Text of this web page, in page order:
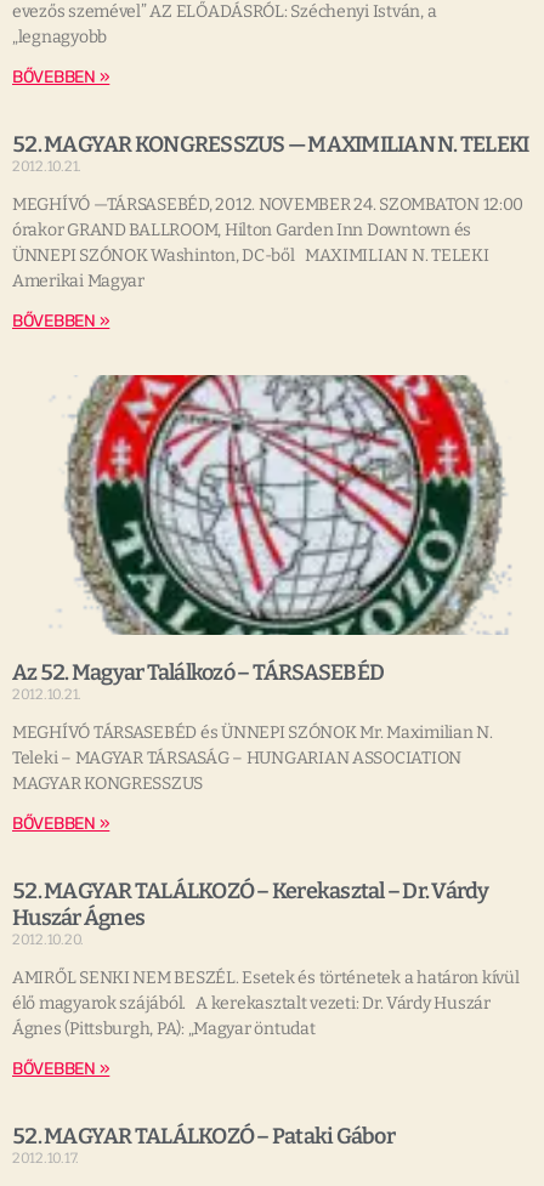
evezős szemével” AZ ELŐADÁSRÓL: Széchenyi István, a
„legnagyobb
BŐVEBBEN »
52. MAGYAR KONGRESSZUS — MAXIMILIAN N. TELEKI
2012.10.21.
MEGHÍVÓ —TÁRSASEBÉD, 2012. NOVEMBER 24. SZOMBATON 12:00
órakor GRAND BALLROOM, Hilton Garden Inn Downtown és
ÜNNEPI SZÓNOK Washinton, DC-ből MAXIMILIAN N. TELEKI
Amerikai Magyar
BŐVEBBEN »
Az 52. Magyar Találkozó – TÁRSASEBÉD
2012.10.21.
MEGHÍVÓ TÁRSASEBÉD és ÜNNEPI SZÓNOK Mr. Maximilian N.
Teleki – MAGYAR TÁRSASÁG – HUNGARIAN ASSOCIATION
MAGYAR KONGRESSZUS
BŐVEBBEN »
52. MAGYAR TALÁLKOZÓ – Kerekasztal – Dr. Várdy
Huszár Ágnes
2012.10.20.
AMIRŐL SENKI NEM BESZÉL. Esetek és történetek a határon kívül
élő magyarok szájából. A kerekasztalt vezeti: Dr. Várdy Huszár
Ágnes (Pittsburgh, PA): „Magyar öntudat
BŐVEBBEN »
52. MAGYAR TALÁLKOZÓ – Pataki Gábor
2012.10.17.